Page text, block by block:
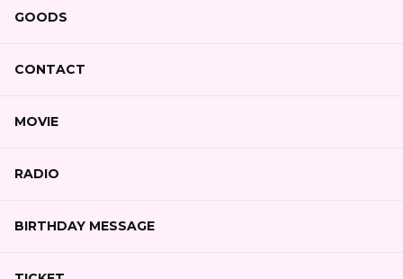
GOODS
CONTACT
MOVIE
RADIO
BIRTHDAY MESSAGE